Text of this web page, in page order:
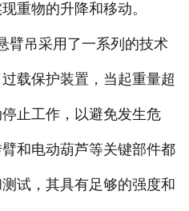
贵州起重机
重物的升降和移动。
吊采用了一系列的技术
载保护装置，当起重量超
止工作，以避免发生危
和电动葫芦等关键部件都
试，其具有足够的强度和